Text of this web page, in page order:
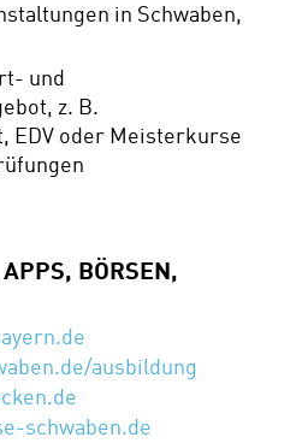
in Schwaben,
und
z. B.
EDV oder Meisterkurse
BÖRSEN,
ausbildung
schwaben.de